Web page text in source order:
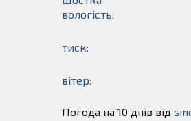
вологість:
тиск:
вітер:
Погода на 10 днів від